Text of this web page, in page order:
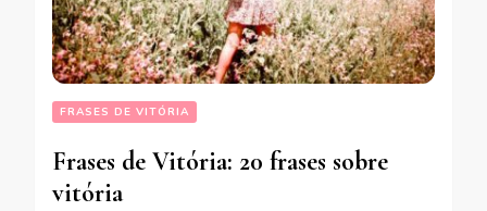
FRASES DE VITÓRIA
Frases de Vitória: 20 frases sobre
vitória